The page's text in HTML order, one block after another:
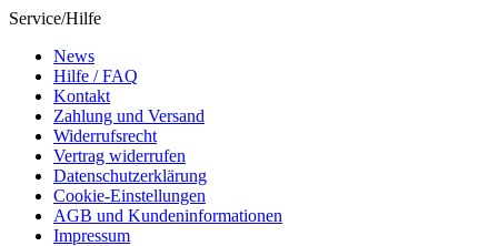
Service/Hilfe
News
Hilfe / FAQ
Kontakt
Zahlung und Versand
Widerrufsrecht
Vertrag widerrufen
Datenschutzerklärung
Cookie-Einstellungen
AGB und Kundeninformationen
Impressum